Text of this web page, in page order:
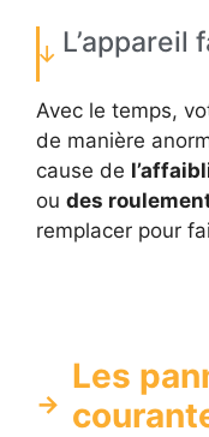
L’appareil
Avec le temps,
de manière
cause de
ou des
remplacer pour
Les